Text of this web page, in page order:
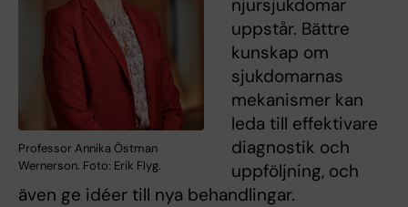
Professor Annika Östman
Wernerson. Foto: Erik Flyg.
njursjukdomar
uppstår. Bättre
kunskap om
sjukdomarnas
mekanismer kan
leda till effektivare
diagnostik och
uppföljning, och
även ge idéer till nya behandlingar.